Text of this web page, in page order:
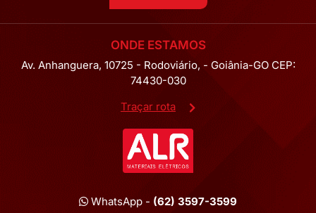
ONDE ESTAMOS
Av. Anhanguera, 10725 - Rodoviário, - Goiânia-GO CEP:
74430-030
Traçar rota
WhatsApp - (62) 3597-3599